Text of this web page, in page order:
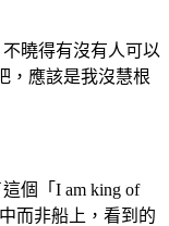
曉得有沒有人可以
，應該是我沒慧根
個「I am king of
而非船上，看到的